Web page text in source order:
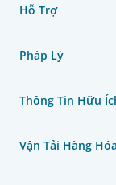
Hỗ Trợ
Pháp Lý
Thông Tin Hữu
Vận Tải Hàng Hóa